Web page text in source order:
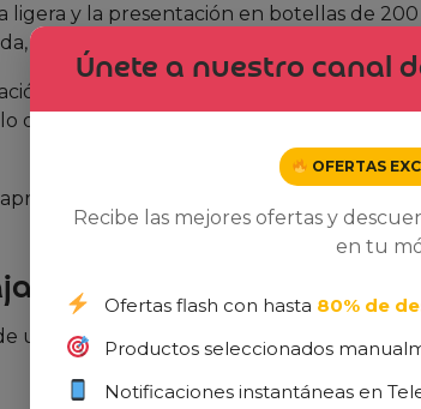
ligera y la presentación en botellas de
después del deporte o como refuerzo
calidad‑precio, el pack de 4
que lo convierte en una opción
la oferta, visita
(Opinión Realista)
usuarios, hemos recopilado los puntos
Únete a nuestro canal
OFERTAS
Recibe las mejores ofertas y
en tu
Ofertas flash con hasta 80% de
Productos seleccionados
Notificaciones instantáneas en